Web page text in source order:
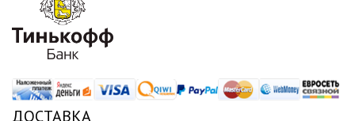
ДОСТАВКА